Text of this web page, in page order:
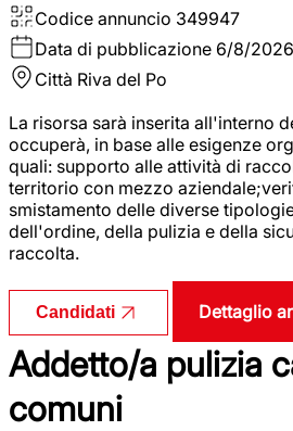
Codice annuncio 349947
Data di pubblicazione 6/8/2026
Città Riva del Po
La risorsa sarà inserita all'interno
occuperà, in base alle esigenze
quali: supporto alle attività di
territorio con mezzo
smistamento delle diverse
dell'ordine, della pulizia e della
raccolta.
Candidati Dettaglio
Addetto/a pulizia
comuni